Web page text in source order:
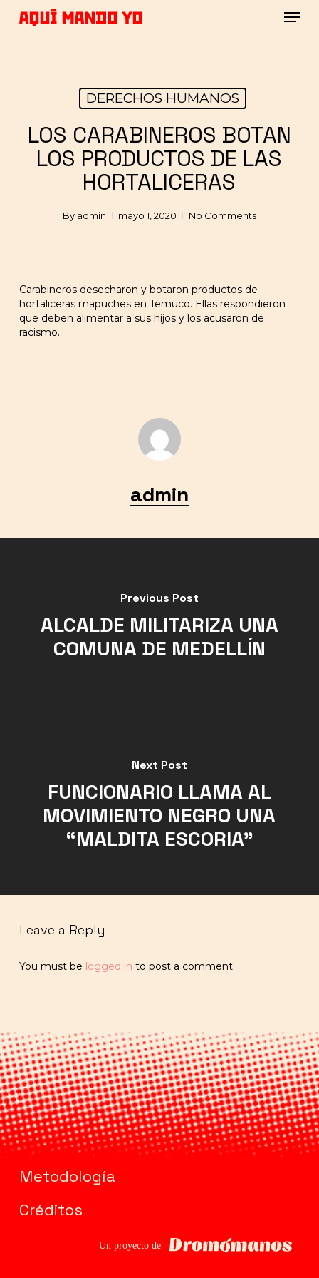
DERECHOS HUMANOS
LOS CARABINEROS BOTAN
LOS PRODUCTOS DE LAS
HORTALICERAS
By admin mayo 1, 2020 No Comments
Carabineros desecharon y botaron productos de
hortaliceras mapuches en Temuco. Ellas respondieron
que deben alimentar a sus hijos y los acusaron de
racismo.
admin
Previous Post
ALCALDE MILITARIZA UNA
COMUNA DE MEDELLÍN
Next Post
FUNCIONARIO LLAMA AL
MOVIMIENTO NEGRO UNA
“MALDITA ESCORIA”
Leave a Reply
You must be logged in to post a comment.
Metodología
Créditos
Un proyecto de Dromomanos